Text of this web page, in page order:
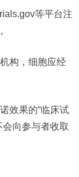
等平台注
构，细胞应经
效果的“临床试
向参与者收取